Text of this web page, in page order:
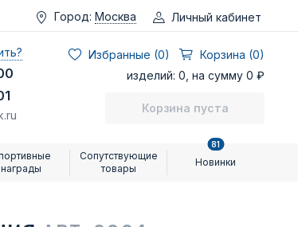
Город: Москва Личный кабинет
Избранные (0)
Корзина (0)
изделий: 0, на сумму 0 ₽
Корзина пуста
награды
Сопутствующие
товары
Новинки
81